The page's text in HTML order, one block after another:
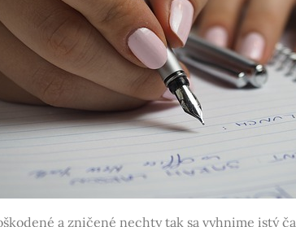
a zničené nechty tak sa vyhnime istý